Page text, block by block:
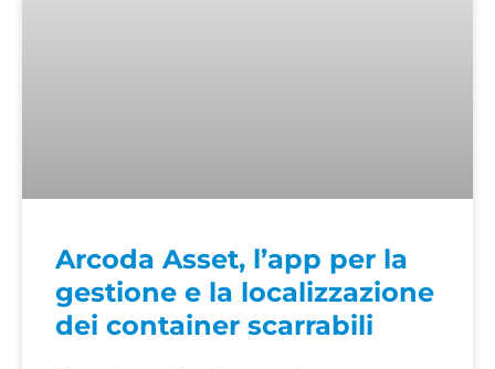
Arcoda Asset, l’app per la
gestione e la localizzazione
dei container scarrabili